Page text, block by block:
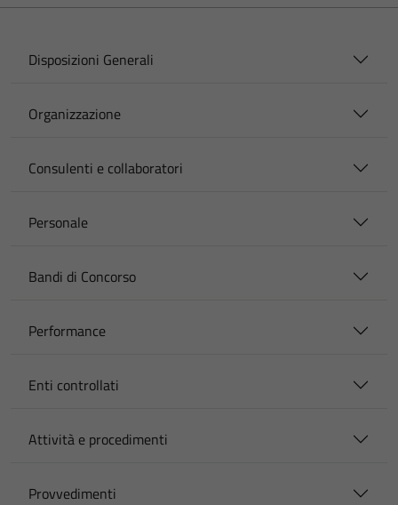
Disposizioni Generali
Organizzazione
Consulenti e collaboratori
Personale
Bandi di Concorso
Performance
Enti controllati
Attività e procedimenti
Provvedimenti